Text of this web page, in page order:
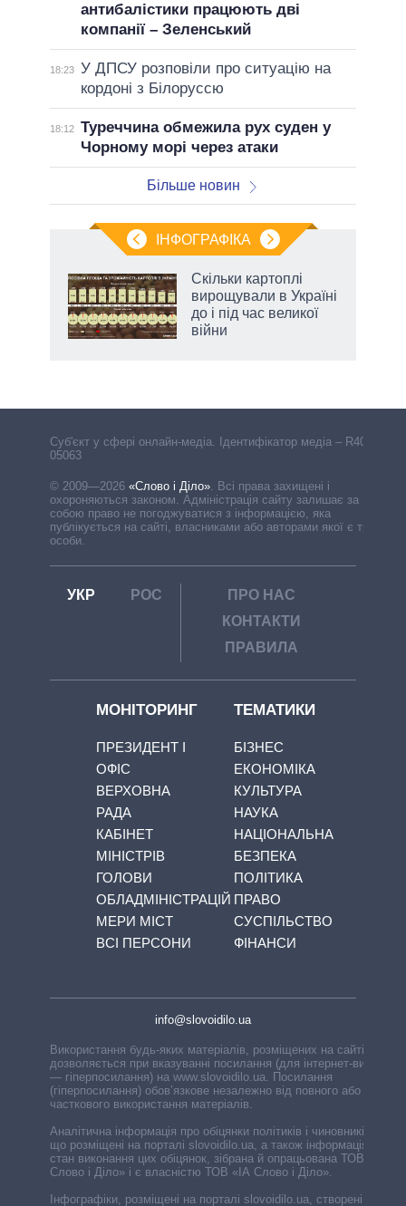
антибалістики працюють дві
компанії – Зеленський
18:23 У ДПСУ розповіли про ситуацію на
кордоні з Білоруссю
18:12 Туреччина обмежила рух суден у
Чорному морі через атаки
Більше новин
ІНФОГРАФІКА
Скільки картоплі
вирощували в Україні
до і під час великої
війни
Cуб'єкт у сфері онлайн-медіа. Ідентифікатор медіа – R40-
05063
© 2009—2026 «Слово і Діло». Всі права захищені і
охороняються законом. Адміністрація сайту залишає за
собою право не погоджуватися з інформацією, яка
публікується на сайті, власниками або авторами якої є треті
особи.
УКР РОС
ПРО НАС
КОНТАКТИ
ПРАВИЛА
МОНІТОРИНГ
ПРЕЗИДЕНТ І
ОФІС
ВЕРХОВНА
РАДА
КАБІНЕТ
МІНІСТРІВ
ГОЛОВИ
ОБЛАДМІНІСТРАЦІЙ
МЕРИ МІСТ
ВСІ ПЕРСОНИ
ТЕМАТИКИ
БІЗНЕС
ЕКОНОМІКА
КУЛЬТУРА
НАУКА
НАЦІОНАЛЬНА
БЕЗПЕКА
ПОЛІТИКА
ПРАВО
СУСПІЛЬСТВО
ФІНАНСИ
info@slovoidilo.ua
Використання будь-яких матеріалів, розміщених на сайті,
дозволяється при вказуванні посилання (для інтернет-видань
— гіперпосилання) на www.slovoidilo.ua. Посилання
(гіперпосилання) обов’язкове незалежно від повного або
часткового використання матеріалів.
Аналітична інформація про обіцянки політиків і чиновників,
що розміщені на порталі slovoidilo.ua, а також інформація про
стан виконання цих обіцянок, зібрана й опрацьована ТОВ «ІА
Слово і Діло» і є власністю ТОВ «ІА Слово і Діло».
Інфографіки, розміщені на порталі slovoidilo.ua, створені ГО